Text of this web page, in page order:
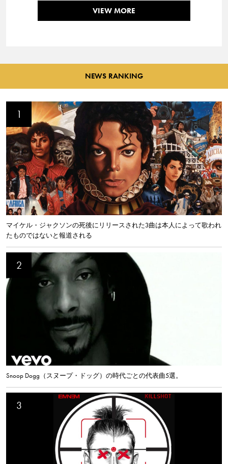
VIEW MORE
NEWS RANKING
マイケル・ジャクソンの死後にリリースされた3曲は本人によって歌われ
たものではないと報道される
Snoop Dogg（スヌープ・ドッグ）の時代ごとの代表曲5選。